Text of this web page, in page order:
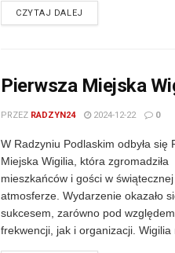
CZYTAJ DALEJ
Pierwsza Miejska
PRZEZ RADZYN24 2024-12-22 0
W Radzyniu Podlaskim odbyła się
Miejska Wigilia, która zgromadziła
mieszkańców i gości w świątecznej
atmosferze. Wydarzenie okazało
sukcesem, zarówno pod względem
frekwencji, jak i organizacji. Wigilia